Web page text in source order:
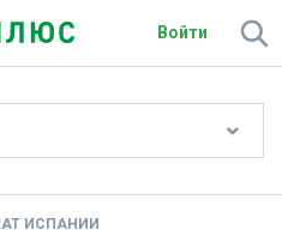
Войти
ИСПАНИИ